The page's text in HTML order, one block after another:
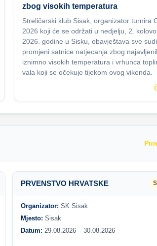
zbog visokih temperatura
Streličarski klub Sisak, organizator turnira
2026 koji će se održati u nedjelju, 2.
2026. godine u Sisku, obavještava sve
promjeni satnice natjecanja zbog
iznimno visokih temperatura i vrhunca
vala koji se očekuje tijekom ovog vikenda.
PRVENSTVO HRVATSKE
Organizator: SK Sisak
Mjesto: Sisak
Datum: 29.08.2026 – 30.08.2026